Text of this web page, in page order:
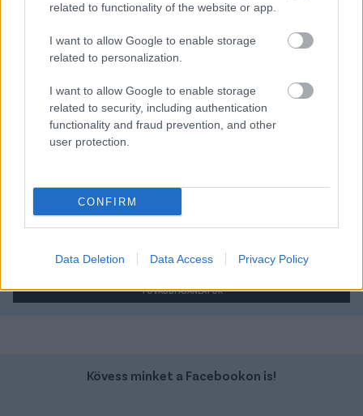
related to functionality of the website or app.
I want to allow Google to enable storage
related to personalization.
I want to allow Google to enable storage
related to security, including authentication
functionality and fraud prevention, and other
user protection.
CONFIRM
Data Deletion Data Access Privacy Policy
Autópiac
9 499 000 Ft
TOVÁBBI AJÁNLATOK
Kövess minket a Facebookon is!